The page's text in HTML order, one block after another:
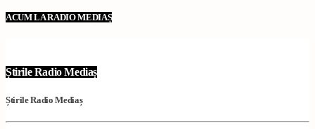
ACUM LA RADIO MEDIAȘ
Știrile Radio Mediaș
Știrile Radio Mediaș